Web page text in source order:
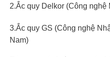
2.Ắc quy Delkor (Công nghệ
3.Ắc quy GS (Công nghệ
Nam)